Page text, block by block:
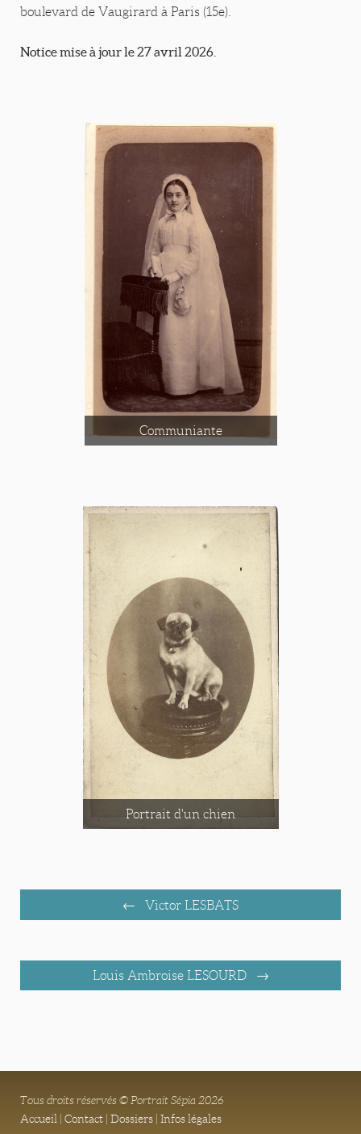
boulevard de Vaugirard à Paris (15e).
Notice mise à jour le 27 avril 2026.
Communiante
Portrait d'un chien
Victor LESBATS
Louis Ambroise LESOURD
Tous droits réservés © Portrait Sépia 2026
Accueil Contact Dossiers Infos légales